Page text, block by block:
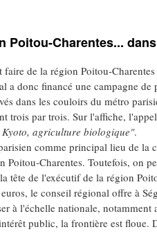
Poitou-Charentes...
faire de la région Poitou-
a donc financé une campagne
dans les couloirs du métro
trois par trois. Sur l'affiche,
agriculture biologique".
comme principal lieu de la
Poitou-Charentes. Toutefois, on
tête de l'exécutif de la région
le conseil régional offre à
à l'échelle nationale,
public, la frontière est floue.